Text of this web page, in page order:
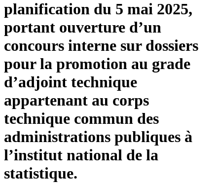
planification du 5 mai 2025,
portant ouverture d’un
concours interne sur dossiers
pour la promotion au grade
d’adjoint technique
appartenant au corps
technique commun des
administrations publiques à
l’institut national de la
statistique.